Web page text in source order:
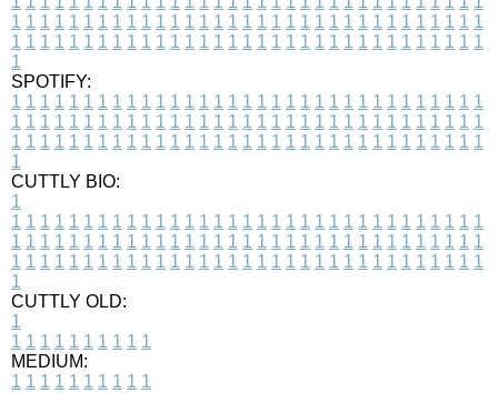
1 1 1 1 1 1 1 1 1 1 1 1 1 1 1 1 1 1 1 1 1 1 1 1 1 1 1 1 1 1 1 1 1
1 1 1 1 1 1 1 1 1 1 1 1 1 1 1 1 1 1 1 1 1 1 1 1 1 1 1 1 1 1 1 1 1
1
SPOTIFY:
1 1 1 1 1 1 1 1 1 1 1 1 1 1 1 1 1 1 1 1 1 1 1 1 1 1 1 1 1 1 1 1 1
1 1 1 1 1 1 1 1 1 1 1 1 1 1 1 1 1 1 1 1 1 1 1 1 1 1 1 1 1 1 1 1 1
1 1 1 1 1 1 1 1 1 1 1 1 1 1 1 1 1 1 1 1 1 1 1 1 1 1 1 1 1 1 1 1 1
1
CUTTLY BIO:
1
1 1 1 1 1 1 1 1 1 1 1 1 1 1 1 1 1 1 1 1 1 1 1 1 1 1 1 1 1 1 1 1 1
1 1 1 1 1 1 1 1 1 1 1 1 1 1 1 1 1 1 1 1 1 1 1 1 1 1 1 1 1 1 1 1 1
1 1 1 1 1 1 1 1 1 1 1 1 1 1 1 1 1 1 1 1 1 1 1 1 1 1 1 1 1 1 1 1 1
1
CUTTLY OLD:
1
1 1 1 1 1 1 1 1 1 1
MEDIUM:
1 1 1 1 1 1 1 1 1 1